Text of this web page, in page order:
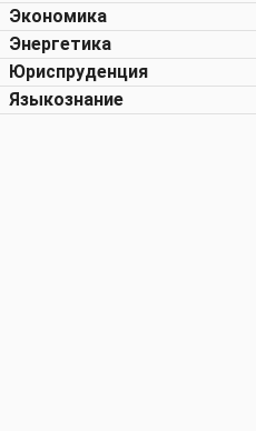
Экономика
Энергетика
Юриспруденция
Языкознание